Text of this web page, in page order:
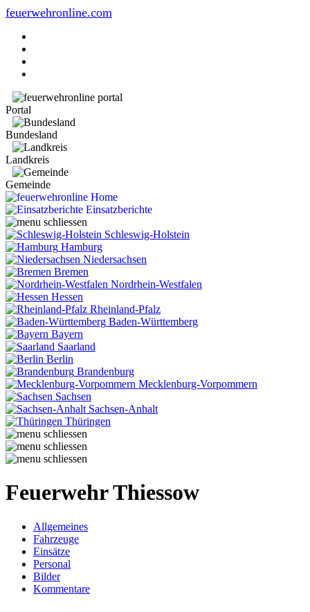
feuerwehronline.com
Portal
Bundesland
Landkreis
Gemeinde
Home
Einsatzberichte
Schleswig-Holstein
Hamburg
Niedersachsen
Bremen
Nordrhein-Westfalen
Hessen
Rheinland-Pfalz
Baden-Württemberg
Bayern
Saarland
Berlin
Brandenburg
Mecklenburg-Vorpommern
Sachsen
Sachsen-Anhalt
Thüringen
Feuerwehr Thiessow
Allgemeines
Fahrzeuge
Einsätze
Personal
Bilder
Kommentare